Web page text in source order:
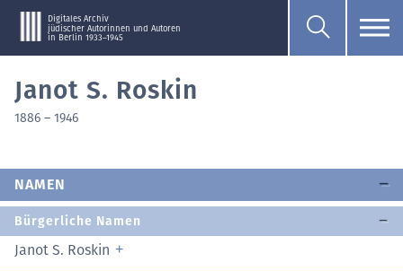
Digitales Archiv
jüdischer Autorinnen und Autoren
in Berlin 1933–1945
Janot S. Roskin
1886 – 1946
NAMEN
Bürgerliche Namen
Janot S. Roskin